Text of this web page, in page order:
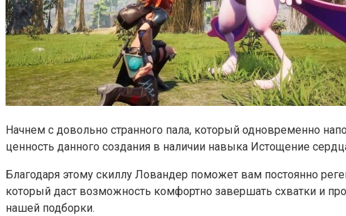
Начнем с довольно странного пала, который одновременно
ценность данного создания в наличии навыка Истощение
Благодаря этому скиллу Ловандер поможет вам постоянно
который даст возможность комфортно завершать схватки и
нашей подборки.